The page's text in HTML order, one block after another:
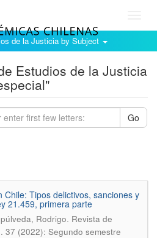
de la Justicia by Subject
Estudios de la Justicia
Go
Chile: Tipos delictivos, sanciones y
21.459, primera parte
Rodrigo. Revista de
37 (2022): Segundo semestre